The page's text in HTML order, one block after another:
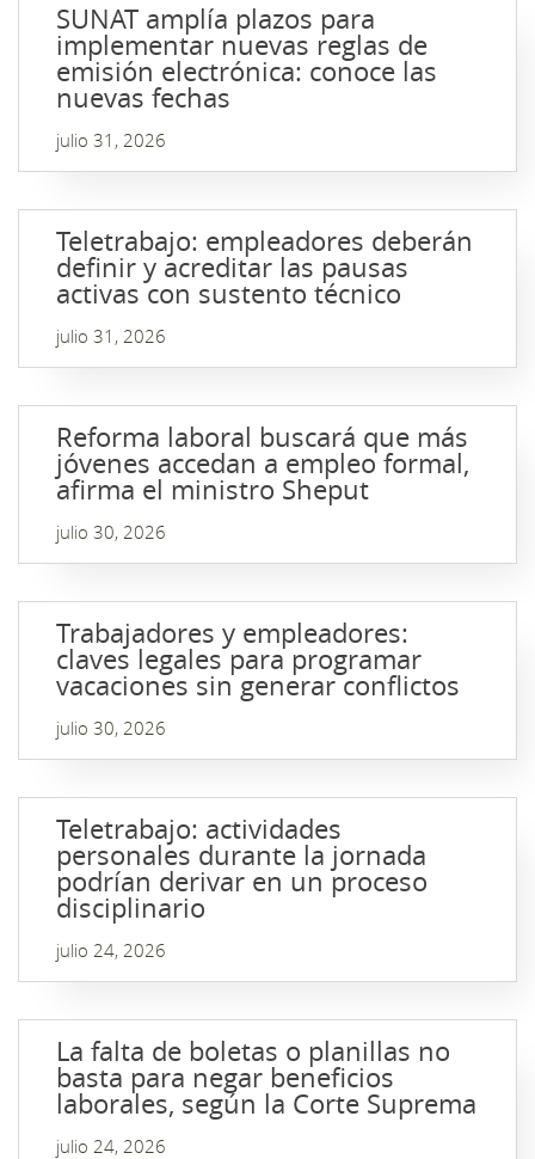
SUNAT amplía plazos para
implementar nuevas reglas de
emisión electrónica: conoce las
nuevas fechas
julio 31, 2026
Teletrabajo: empleadores deberán
definir y acreditar las pausas
activas con sustento técnico
julio 31, 2026
Reforma laboral buscará que más
jóvenes accedan a empleo formal,
afirma el ministro Sheput
julio 30, 2026
Trabajadores y empleadores:
claves legales para programar
vacaciones sin generar conflictos
julio 30, 2026
Teletrabajo: actividades
personales durante la jornada
podrían derivar en un proceso
disciplinario
julio 24, 2026
La falta de boletas o planillas no
basta para negar beneficios
laborales, según la Corte Suprema
julio 24, 2026